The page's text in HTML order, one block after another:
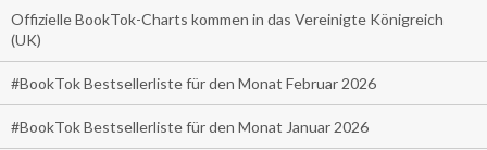
Offizielle BookTok-Charts kommen in das Vereinigte Königreich
(UK)
#BookTok Bestsellerliste für den Monat Februar 2026
#BookTok Bestsellerliste für den Monat Januar 2026